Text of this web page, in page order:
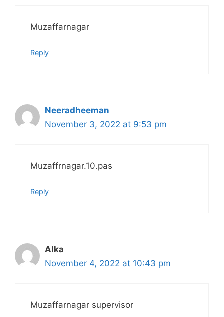
Muzaffarnagar
Reply
Neeradheeman
November 3, 2022 at 9:53 pm
Muzaffrnagar.10.pas
Reply
Alka
November 4, 2022 at 10:43 pm
Muzaffarnagar supervisor